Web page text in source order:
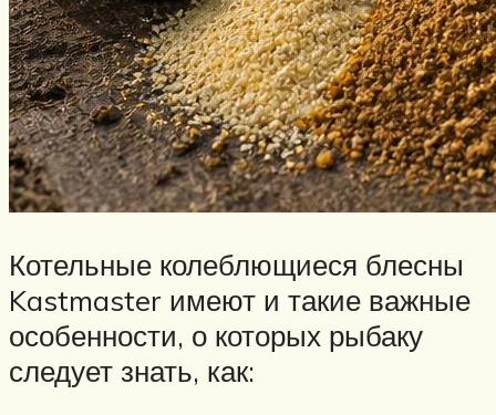
Котельные колеблющиеся блесны
Kastmaster имеют и такие важные
особенности, о которых рыбаку
следует знать, как: